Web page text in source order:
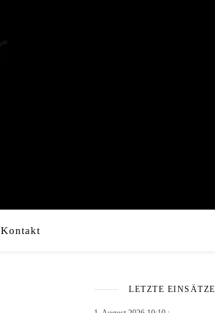
Kontakt
LETZTE EINSÄTZE